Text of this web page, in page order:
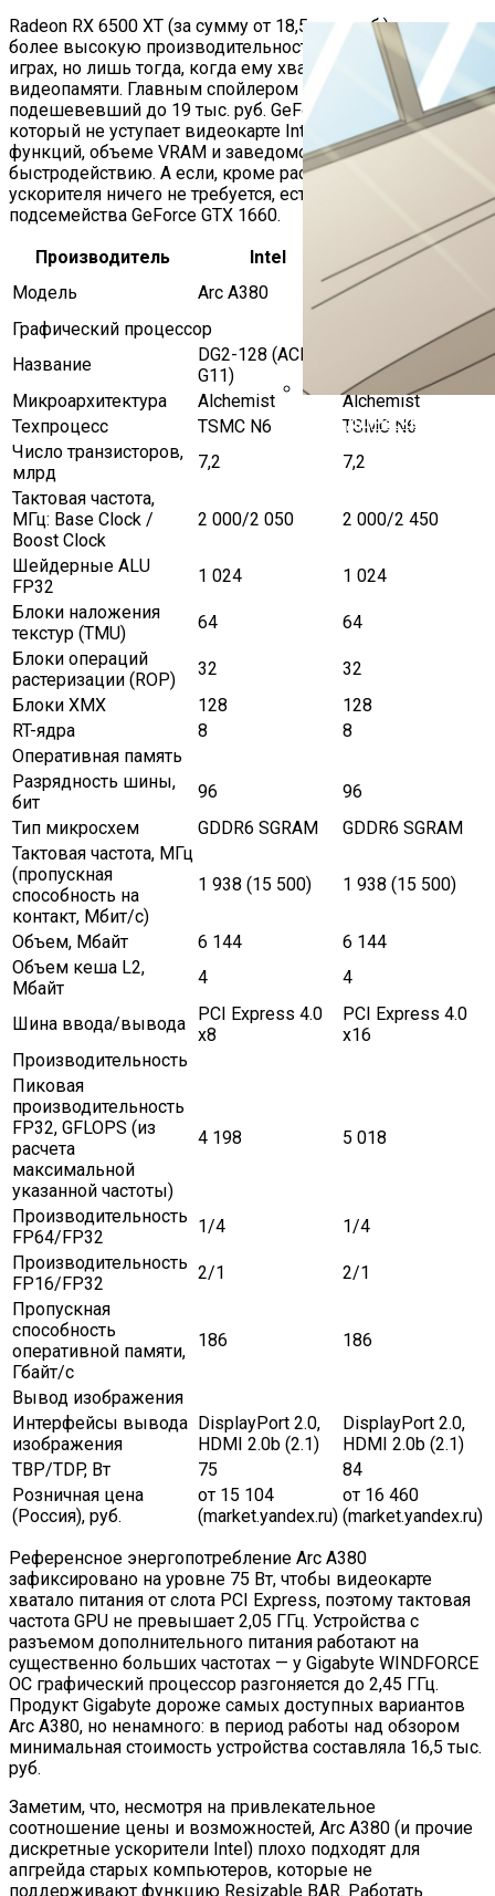
В ГИБДД Раскрыли,
Radeon RX 6500 XT (за сумму от 18,5 тыс. руб.) сулит
более высокую производительность в растеризованных
играх, но лишь тогда, когда ему хватает 4 Гбайт
видеопамяти. Главным спойлером для Arc A380 стал
подешевевший до 19 тыс. руб. GeForce RTX 3050,
который не уступает видеокарте Intel в богатстве
функций, объеме VRAM и заведомо превосходит по ее
быстродействию. А если, кроме растеризованных игр, от
ускорителя ничего не требуется, есть модели
подсемейства GeForce GTX 1660.
Производитель
Intel
Gigabyte
Модель
Arc A380
Intel Arc A380
Графический процессор
Название
DG2-128 (ACM-
G11)
DG2-128 (ACM-
G11)
Микроархитектура
Alchemist
Alchemist
Техпроцесс
TSMC N6
TSMC N6
Число транзисторов,
млрд
7,2
7,2
Тактовая частота,
МГц: Base Clock /
Boost Clock
2 000/2 050 2 000/2 450
Шейдерные ALU
FP32
1 024
1 024
Блоки наложения
текстур (TMU)
64
64
Блоки операций
растеризации (ROP)
32
32
Блоки XMX
128
128
RT-ядра
8
8
Оперативная память
Разрядность шины,
бит
96
96
Тип микросхем
GDDR6 SGRAM
GDDR6 SGRAM
Тактовая частота, МГц
(пропускная
способность на
контакт, Мбит/с)
1 938 (15 500) 1 938 (15 500)
Объем, Мбайт 6 144
6 144
Объем кеша L2,
Мбайт
4 4
Шина ввода/вывода
PCI Express 4.0
x8
PCI Express 4.0
x16
Производительность
Пиковая
производительность
FP32, GFLOPS (из
расчета
максимальной
указанной частоты)
4 198 5 018
Производительность
FP64/FP32
1/4
1/4
Производительность
FP16/FP32
2/1
2/1
Пропускная
способность
оперативной памяти,
Гбайт/с
186 186
Вывод изображения
Интерфейсы вывода
изображения
DisplayPort 2.0,
HDMI 2.0b (2.1)
DisplayPort 2.0,
HDMI 2.0b (2.1)
TBP/TDP, Вт
75
84
Розничная цена
(Россия), руб.
от 15 104
(market.yandex.ru)
от 16 460
(market.yandex.ru)
Референсное энергопотребление Arc A380
зафиксировано на уровне 75 Вт, чтобы видеокарте
хватало питания от слота PCI Express, поэтому тактовая
частота GPU не превышает 2,05 ГГц. Устройства с
разъемом дополнительного питания работают на
существенно больших частотах — у Gigabyte WINDFORCE
OC графический процессор разгоняется до 2,45 ГГц.
Продукт Gigabyte дороже самых доступных вариантов
Arc A380, но ненамного: в период работы над обзором
минимальная стоимость устройства составляла 16,5 тыс.
руб.
Заметим, что, несмотря на привлекательное
соотношение цены и возможностей, Arc A380 (и прочие
дискретные ускорители Intel) плохо подходят для
апгрейда старых компьютеров, которые не
поддерживают функцию Resizable BAR. Работать